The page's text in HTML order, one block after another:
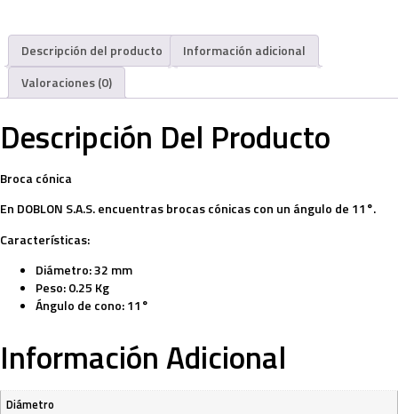
Descripción del producto
Información adicional
Valoraciones (0)
Descripción Del Producto
Broca cónica
En DOBLON S.A.S. encuentras brocas cónicas con un ángulo de 11°.
Características:
Diámetro: 32 mm
Peso: 0.25 Kg
Ángulo de cono: 11°
Información Adicional
Diámetro